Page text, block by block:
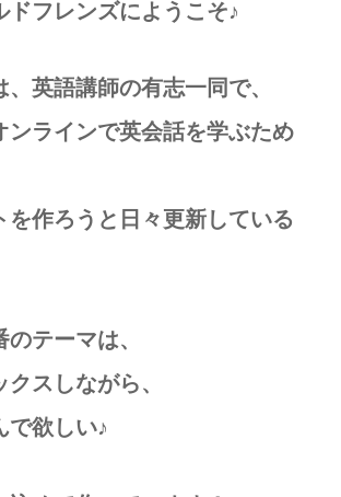
ドフレンズにようこそ♪
、英語講師の有志一同で、
ンラインで英会話を学ぶため
を作ろうと日々更新している
テーマは、
スしながら、
で欲しい♪